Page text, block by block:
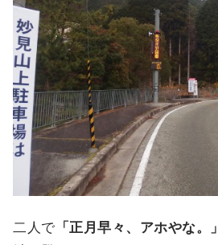
二人で 「正月早々、アホやな。」